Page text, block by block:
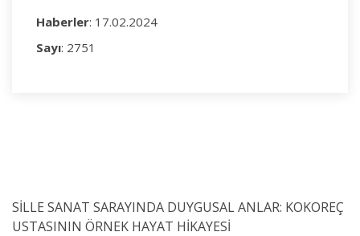
Haberler: 17.02.2024
Sayı: 2751
SİLLE SANAT SARAYINDA DUYGUSAL ANLAR: KOKOREÇ
USTASININ ÖRNEK HAYAT HİKAYESİ